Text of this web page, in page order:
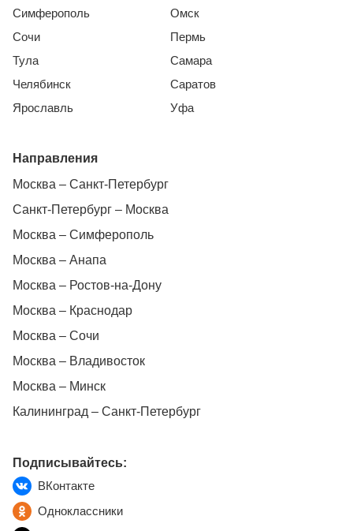
Симферополь
Сочи
Тула
Челябинск
Ярославль
Омск
Пермь
Самара
Саратов
Уфа
Направления
Москва – Санкт-Петербург
Санкт-Петербург – Москва
Москва – Симферополь
Москва – Анапа
Москва – Ростов-на-Дону
Москва – Краснодар
Москва – Сочи
Москва – Владивосток
Москва – Минск
Калининград – Санкт-Петербург
Подписывайтесь:
ВКонтакте
Одноклассники